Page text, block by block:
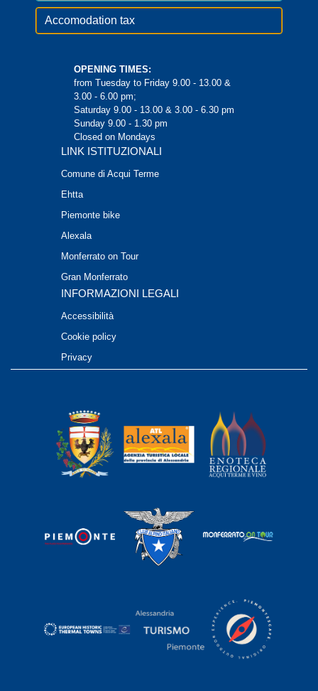
Accomodation tax
OPENING TIMES:
from Tuesday to Friday 9.00 - 13.00 &
3.00 - 6.00 pm;
Saturday 9.00 - 13.00 & 3.00 - 6.30 pm
Sunday 9.00 - 1.30 pm
Closed on Mondays
LINK ISTITUZIONALI
Comune di Acqui Terme
Ehtta
Piemonte bike
Alexala
Monferrato on Tour
Gran Monferrato
INFORMAZIONI LEGALI
Accessibilità
Cookie policy
Privacy